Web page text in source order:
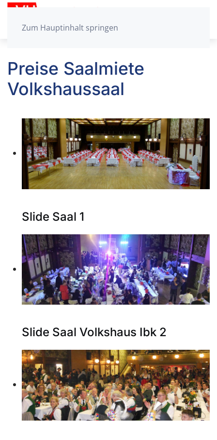
Zum Hauptinhalt springen
Preise Saalmiete
Volkshaussaal
Slide Saal 1
Slide Saal Volkshaus Ibk 2